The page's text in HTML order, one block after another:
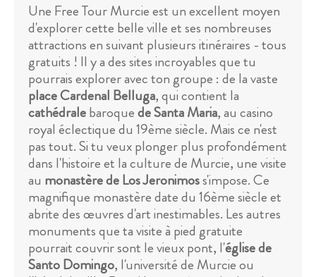
Une Free Tour Murcie est un excellent moyen
d'explorer cette belle ville et ses nombreuses
attractions en suivant plusieurs itinéraires - tous
gratuits ! Il y a des sites incroyables que tu
pourrais explorer avec ton groupe : de la vaste
place Cardenal Belluga, qui contient la
cathédralebaroquede Santa Maria, au casino
royal éclectique du 19ème siècle. Mais ce n'est
pas tout. Si tu veux plonger plus profondément
dans l'histoire et la culture de Murcie, une visite
au monastère de Los Jeronimoss'impose. Ce
magnifique monastère date du 16ème siècle et
abrite des œuvres d'art inestimables. Les autres
monuments que ta visite à pied gratuite
pourrait couvrir sont le vieux pont, l'église de
Santo Domingo, l'université de Murcie ou